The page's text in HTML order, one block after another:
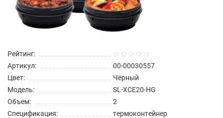
Рейтинг:
Артикул:
00-00030557
Цвет:
Чёрный
Модель:
SL-XCE20-HG
Объем:
2
Спецификация:
термоконтейнер